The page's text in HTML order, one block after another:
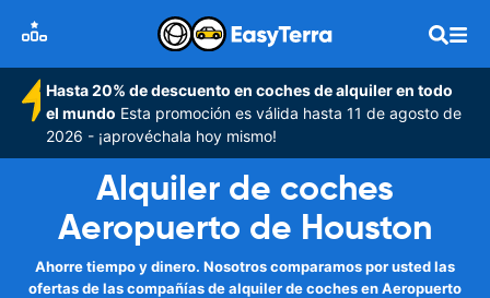
Hasta 20% de descuento en coches de alquiler en todo
el mundo Esta promoción es válida hasta 11 de agosto de
2026 - ¡aprovéchala hoy mismo!
Alquiler de coches
Aeropuerto de Houston
Ahorre tiempo y dinero. Nosotros comparamos por usted las
ofertas de las compañías de alquiler de coches en Aeropuerto